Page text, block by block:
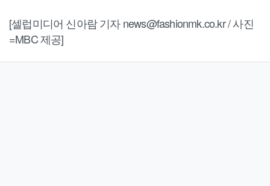
[셀럽미디어 신아람 기자 news@fashionmk.co.kr / 사진
=MBC 제공]